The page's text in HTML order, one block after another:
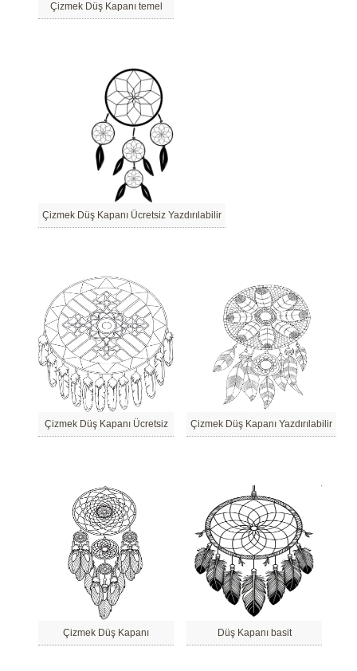
Çizmek Düş Kapanı temel
Çizmek Düş Kapanı Ücretsiz Yazdırılabilir
Çizmek Düş Kapanı Ücretsiz Çizmek Düş Kapanı Yazdırılabilir
Çizmek Düş Kapanı Düş Kapanı basit